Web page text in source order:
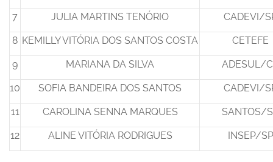
7 JULIA MARTINS TENÓRIO CADEVI/
8 KEMILLY VITÓRIA DOS SANTOS COSTA CETEFE
9 MARIANA DA SILVA ADESUL/
10 SOFIA BANDEIRA DOS SANTOS CADEVI/
11 CAROLINA SENNA MARQUES SANTOS/
12 ALINE VITÓRIA RODRIGUES INSEP/SP